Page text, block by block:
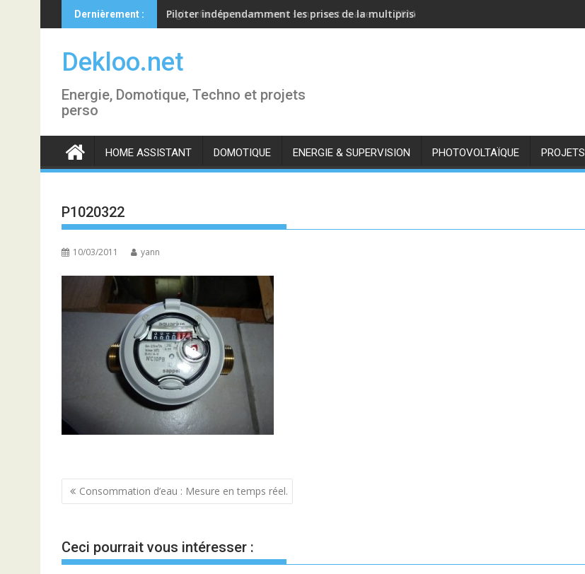
to
content
Dernièrement : Piloter indépendamment les prises de la multiprise NOUS A11Z avec Zigbee2MQTT
Dekloo.net
Energie, Domotique, Techno et projets
perso
HOME ASSISTANT DOMOTIQUE ENERGIE & SUPERVISION PHOTOVOLTAÏQUE PROJETS
P1020322
10/03/2011 yann
Navigation
l’article
Consommation d’eau : Mesure en temps réel.
Ceci pourrait vous intéresser :